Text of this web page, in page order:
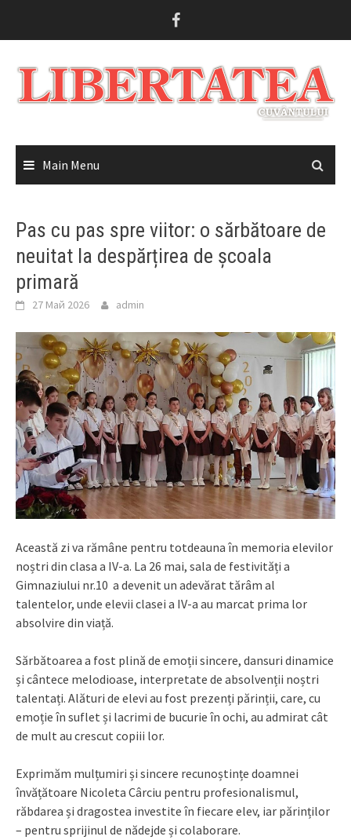
Main Menu
Pas cu pas spre viitor: o sărbătoare de
neuitat la despărțirea de școala
primară
27 Май 2026 admin
Această zi va rămâne pentru totdeauna în memoria elevilor
noștri din clasa a IV-a. La 26 mai, sala de festivități a
Gimnaziului nr.10 a devenit un adevărat tărâm al
talentelor, unde elevii clasei a IV-a au marcat prima lor
absolvire din viață.
Sărbătoarea a fost plină de emoții sincere, dansuri dinamice
și cântece melodioase, interpretate de absolvenții noștri
talentați. Alături de elevi au fost prezenți părinții, care, cu
emoție în suflet și lacrimi de bucurie în ochi, au admirat cât
de mult au crescut copiii lor.
Exprimăm mulțumiri și sincere recunoștințe doamnei
învățătoare Nicoleta Cârciu pentru profesionalismul,
răbdarea și dragostea investite în fiecare elev, iar părinților
– pentru sprijinul de nădejde și colaborare.